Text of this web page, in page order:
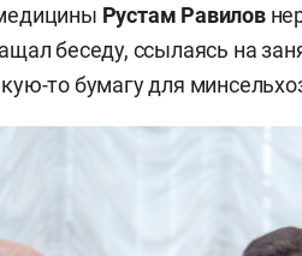
Рустам Равилов
беседу, ссылаясь на
то бумагу для